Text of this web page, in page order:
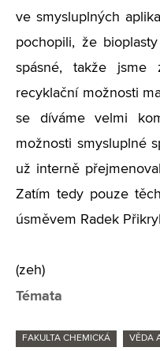
ve smysluplných
pochopili, že
spásné, takže
recyklační možnosti
se díváme velmi
možnosti smysluplné
už interně
Zatím tedy pouze
úsměvem Radek
(zeh)
Témata
FAKULTA CHEMICKÁ VĚDA